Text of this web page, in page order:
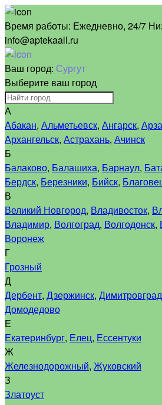
Время работы: Ежедневно, 24/7
info@aptekaall.ru
Ваш город: Сургут
Выберите ваш город
А
Абакан, Альметьевск, Ангарск,
Архангельск, Астрахань, Ачинск
Б
Балаково, Балашиха, Барнаул,
Бердск, Березники, Бийск,
В
Великий Новгород, Владивосток,
Владимир, Волгоград, Волгодонск,
Воронеж
Г
Грозный
Д
Дербент, Дзержинск, Димитровград
Домодедово
Е
Екатеринбург, Елец, Ессентуки
Ж
Железнодорожный, Жуковский
З
Златоуст